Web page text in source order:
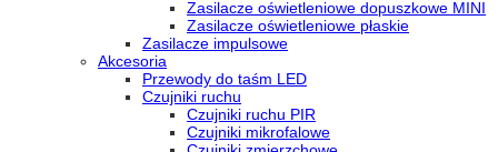
Zasilacze oświetleniowe dopuszkowe MINI
Zasilacze oświetleniowe płaskie
Zasilacze impulsowe
Akcesoria
Przewody do taśm LED
Czujniki ruchu
Czujniki ruchu PIR
Czujniki mikrofalowe